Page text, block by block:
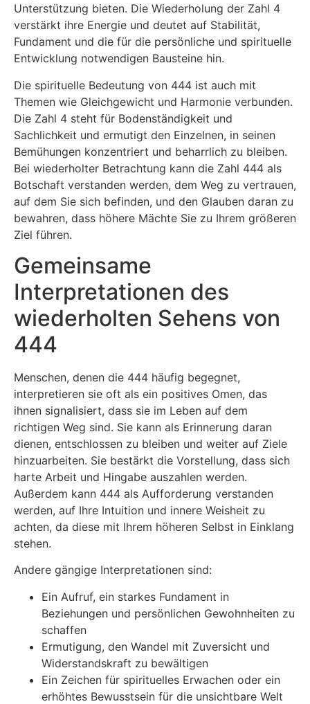
Unterstützung bieten. Die Wiederholung der Zahl 4
verstärkt ihre Energie und deutet auf Stabilität,
Fundament und die für die persönliche und spirituelle
Entwicklung notwendigen Bausteine hin.
Die spirituelle Bedeutung von 444 ist auch mit
Themen wie Gleichgewicht und Harmonie verbunden.
Die Zahl 4 steht für Bodenständigkeit und
Sachlichkeit und ermutigt den Einzelnen, in seinen
Bemühungen konzentriert und beharrlich zu bleiben.
Bei wiederholter Betrachtung kann die Zahl 444 als
Botschaft verstanden werden, dem Weg zu vertrauen,
auf dem Sie sich befinden, und den Glauben daran zu
bewahren, dass höhere Mächte Sie zu Ihrem größeren
Ziel führen.
Gemeinsame
Interpretationen des
wiederholten Sehens von
444
Menschen, denen die 444 häufig begegnet,
interpretieren sie oft als ein positives Omen, das
ihnen signalisiert, dass sie im Leben auf dem
richtigen Weg sind. Sie kann als Erinnerung daran
dienen, entschlossen zu bleiben und weiter auf Ziele
hinzuarbeiten. Sie bestärkt die Vorstellung, dass sich
harte Arbeit und Hingabe auszahlen werden.
Außerdem kann 444 als Aufforderung verstanden
werden, auf Ihre Intuition und innere Weisheit zu
achten, da diese mit Ihrem höheren Selbst in Einklang
stehen.
Andere gängige Interpretationen sind:
Ein Aufruf, ein starkes Fundament in
Beziehungen und persönlichen Gewohnheiten zu
schaffen
Ermutigung, den Wandel mit Zuversicht und
Widerstandskraft zu bewältigen
Ein Zeichen für spirituelles Erwachen oder ein
erhöhtes Bewusstsein für die unsichtbare Welt